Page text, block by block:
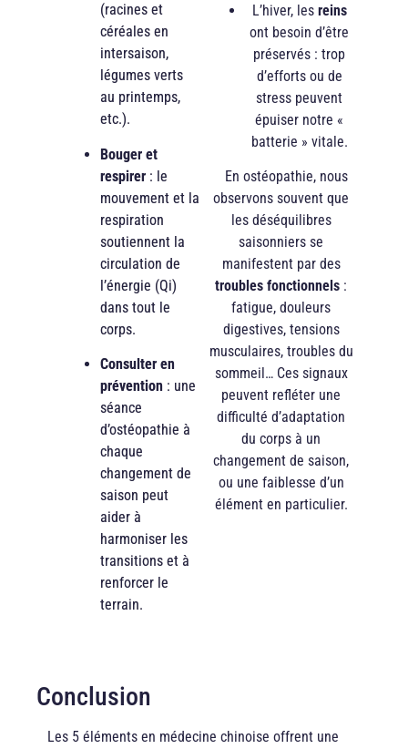
L’hiver, les reins
ont besoin d’être
préservés : trop
d’efforts ou de
stress peuvent
épuiser notre «
batterie » vitale.
En ostéopathie, nous
observons souvent que
les déséquilibres
saisonniers se
manifestent par des
troubles fonctionnels :
fatigue, douleurs
digestives, tensions
musculaires, troubles du
sommeil… Ces signaux
peuvent refléter une
difficulté d’adaptation
du corps à un
changement de saison,
ou une faiblesse d’un
élément en particulier.
(racines et
céréales en
intersaison,
légumes verts
au printemps,
etc.).
Bouger et
respirer : le
mouvement et la
respiration
soutiennent la
circulation de
l’énergie (Qi)
dans tout le
corps.
Consulter en
prévention : une
séance
d’ostéopathie à
chaque
changement de
saison peut
aider à
harmoniser les
transitions et à
renforcer le
terrain.
Conclusion
Les 5 éléments en médecine chinoise offrent une